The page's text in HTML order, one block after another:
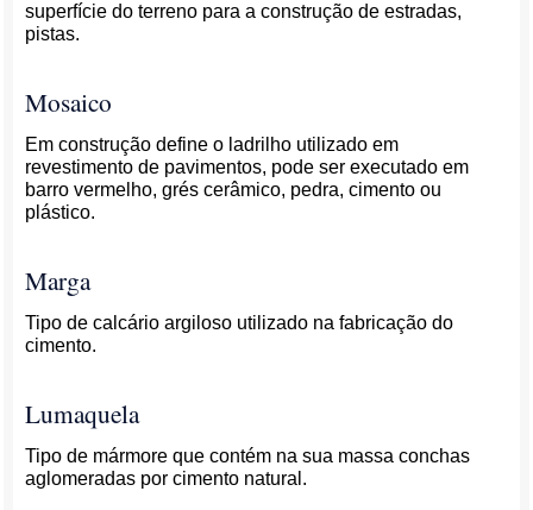
superfície do terreno para a construção de estradas,
pistas.
Mosaico
Em construção define o ladrilho utilizado em
revestimento de pavimentos, pode ser executado em
barro vermelho, grés cerâmico, pedra, cimento ou
plástico.
Marga
Tipo de calcário argiloso utilizado na fabricação do
cimento.
Lumaquela
Tipo de mármore que contém na sua massa conchas
aglomeradas por cimento natural.